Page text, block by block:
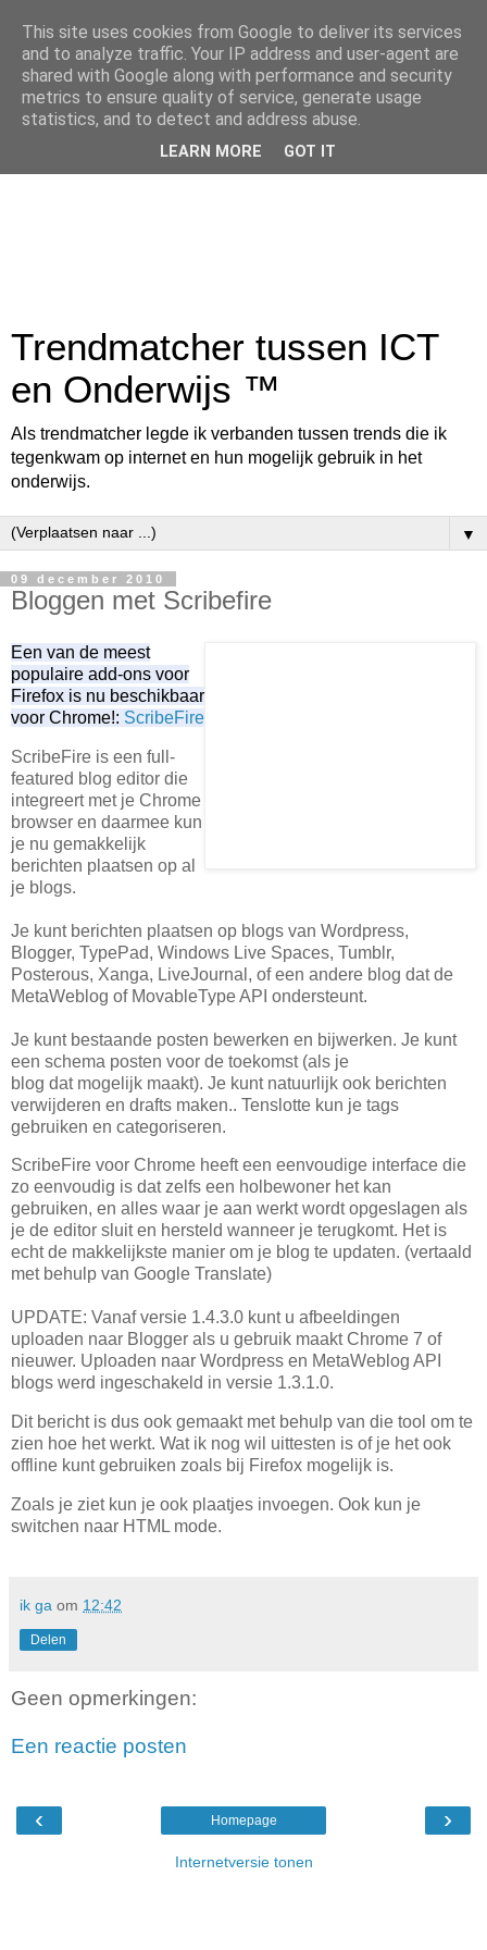
Trendmatcher tussen ICT
en Onderwijs ™
Als trendmatcher legde ik verbanden tussen trends die ik
tegenkwam op internet en hun mogelijk gebruik in het
onderwijs.
▼
09 december 2010
Bloggen met Scribefire
Een van de meest
populaire add-ons voor
Firefox is nu beschikbaar
voor Chrome!: ScribeFire
ScribeFire is een full-
featured blog editor die
integreert met je Chrome
browser en daarmee kun
je nu gemakkelijk
berichten plaatsen op al
je blogs.
Je kunt berichten plaatsen op blogs van Wordpress,
Blogger, TypePad, Windows Live Spaces, Tumblr,
Posterous, Xanga, LiveJournal, of een andere blog dat de
MetaWeblog of MovableType API ondersteunt.
Je kunt bestaande posten bewerken en bijwerken. Je kunt
een schema posten voor de toekomst (als je
blog dat mogelijk maakt). Je kunt natuurlijk ook berichten
verwijderen en drafts maken.. Tenslotte kun je tags
gebruiken en categoriseren.
ScribeFire voor Chrome heeft een eenvoudige interface die
zo eenvoudig is dat zelfs een holbewoner het kan
gebruiken, en alles waar je aan werkt wordt opgeslagen als
je de editor sluit en hersteld wanneer je terugkomt. Het is
echt de makkelijkste manier om je blog te updaten. (vertaald
met behulp van Google Translate)
UPDATE: Vanaf versie 1.4.3.0 kunt u afbeeldingen
uploaden naar Blogger als u gebruik maakt Chrome 7 of
nieuwer. Uploaden naar Wordpress en MetaWeblog API
blogs werd ingeschakeld in versie 1.3.1.0.
Dit bericht is dus ook gemaakt met behulp van die tool om te
zien hoe het werkt. Wat ik nog wil uittesten is of je het ook
offline kunt gebruiken zoals bij Firefox mogelijk is.
Zoals je ziet kun je ook plaatjes invoegen. Ook kun je
switchen naar HTML mode.
ik ga om 12:42
Delen
Geen opmerkingen:
Een reactie posten
‹ ›
Homepage
Internetversie tonen
This site uses cookies from Google to deliver its services
and to analyze traffic. Your IP address and user-agent are
shared with Google along with performance and security
metrics to ensure quality of service, generate usage
statistics, and to detect and address abuse.
LEARN MORE GOT IT